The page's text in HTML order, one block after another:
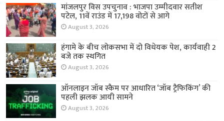
मांजलपुर विस उपचुनाव : भाजपा उम्मीदवार सतीश
पटेल, 11वें राउंड में 17,198 वोटों से आगे
August 3, 2026
हंगामे के बीच लोकसभा में दो विधेयक पेश, कार्यवाही 2
बजे तक स्थगित
August 3, 2026
ऑनलाइन जॉब स्कैम पर आधारित ‘जॉब ट्रैफिकिंग’ की
पहली झलक आयी सामने
August 3, 2026